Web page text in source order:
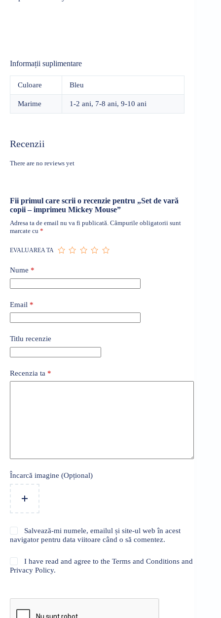
Informații suplimentare
Culoare Bleu
Marime 1-2 ani, 7-8 ani, 9-10 ani
Recenzii
There are no reviews yet
Fii primul care scrii o recenzie pentru „Set de vară
copii – imprimeu Mickey Mouse”
Adresa ta de email nu va fi publicată. Câmpurile obligatorii sunt
marcate cu *
EVALUAREA TA
Nume *
Email *
Titlu recenzie
Recenzia ta *
Încarcă imagine (Opțional)
Salvează-mi numele, emailul și site-ul web în acest
navigator pentru data viitoare când o să comentez.
I have read and agree to the Terms and Conditions and
Privacy Policy.